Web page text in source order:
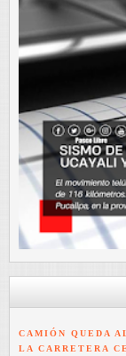
CAMIÓN QUEDA
LA CARRETERA